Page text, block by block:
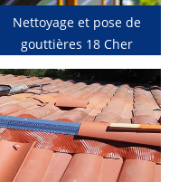
Nettoyage et pose de
gouttières 18 Cher